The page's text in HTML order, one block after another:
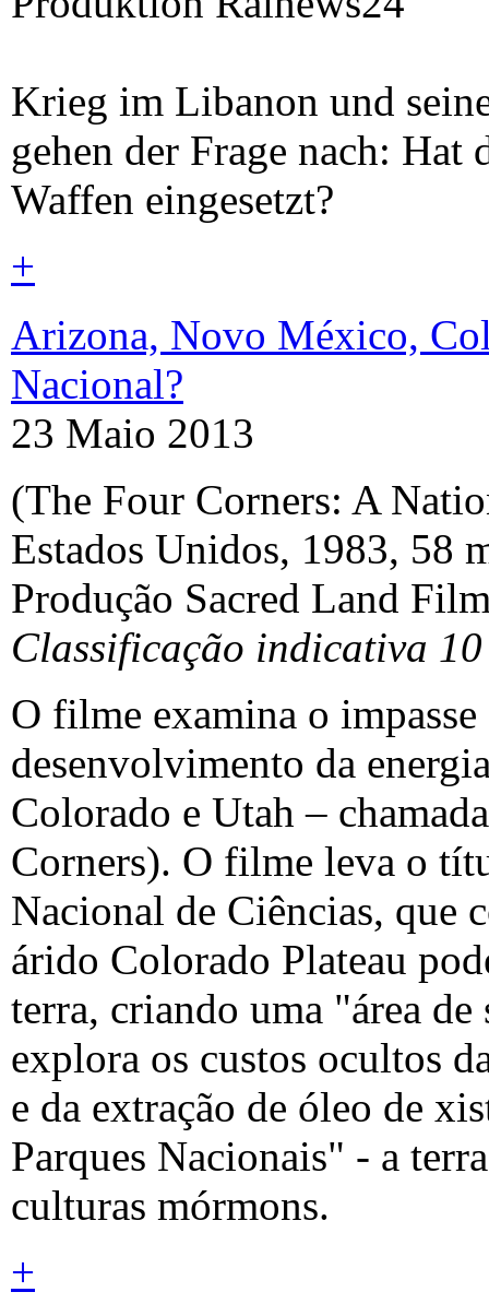
Krieg im Libanon und
gehen der Frage nach: Hat
Waffen eingesetzt?
+
Arizona, Novo México,
Nacional?
23 Maio 2013
(The Four Corners: A
Estados Unidos, 1983, 58
Produção Sacred Land
Classificação indicativa 10
O filme examina o
desenvolvimento da
Colorado e Utah –
Corners). O filme leva o
Nacional de Ciências, que
árido Colorado Plateau
terra, criando uma "área
explora os custos ocultos
e da extração de óleo de
Parques Nacionais" - a
culturas mórmons.
+